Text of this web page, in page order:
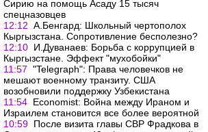
Сирию на помощь Асаду 15 тысяч
спецназовцев
12:12 А.Бенгард: Школьный чертополох
Кыргызстана. Сопротивление бесполезно?
12:10 И.Дуванаев: Борьба с коррупцией в
Кыргызстане. Эффект "мухобойки"
11:57 "Telegraph": Права человечков не
мешают военному транзиту. США
возобновили поддержку Узбекистана
11:54 Economist: Война между Ираном и
Израилем становится все более вероятной
10:59 После визита главы СВР Фрадкова в